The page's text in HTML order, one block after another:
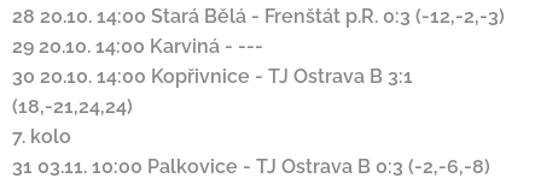
28 20.10. 14:00 Stará Bělá - Frenštát p.R. 0:3 (-12,-2,-3)
29 20.10. 14:00 Karviná - ---
30 20.10. 14:00 Kopřivnice - TJ Ostrava B 3:1
(18,-21,24,24)
7. kolo
31 03.11. 10:00 Palkovice - TJ Ostrava B 0:3 (-2,-6,-8)